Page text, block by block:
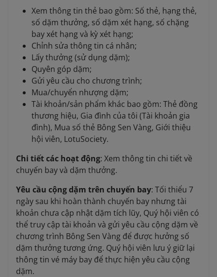
Xem thông tin thẻ bao gồm: Số thẻ, hạng thẻ,
số dặm thưởng, số dặm xét hạng, số chặng
bay xét hạng và kỳ xét hạng;
Chỉnh sửa thông tin cá nhân;
Lấy thưởng (sử dụng dặm);
Quyên góp dặm;
Gửi yêu cầu cho chương trình;
Mua/chuyển nhượng dặm;
Tài khoản/sản phẩm khác bao gồm: Thẻ đồng
thương hiệu, Gia đình của tôi (Tài khoản gia
đình), Mua số thẻ Bông Sen Vàng, Giới thiệu
hội viên, LotuSociety.
Chi tiết các hoạt động: Xem thông tin chi tiết về
chuyến bay và dặm thưởng.
Yêu cầu cộng dặm trên chuyến bay: Tối thiểu 7
ngày sau khi hoàn thành chuyến bay nhưng tài
khoản chưa cập nhật dặm tích lũy, Quý hội viên có
thể truy cập tài khoản và gửi yêu cầu cộng dặm về
chương trình Bông Sen Vàng để được hưởng số
dặm thưởng tương ứng. Quý hội viên lưu ý giữ lại
thông tin vé máy bay để thực hiện yêu cầu cộng
dặm.